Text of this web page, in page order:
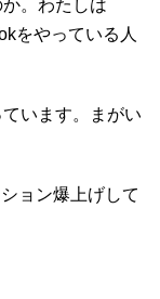
。わたしは
をやっている人
います。まがい
ョン爆上げして